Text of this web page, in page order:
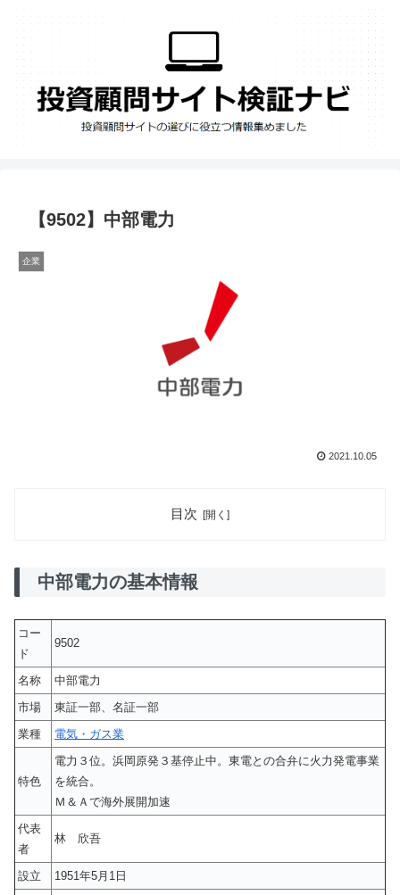
【9502】中部電力
企業
2021.10.05
目次
中部電力の基本情報
コー
ド
9502
名称
中部電力
市場
東証一部、名証一部
業種
電気・ガス業
特色
電力３位。浜岡原発３基停止中。東電との合弁に火力発電事業
を統合。
Ｍ＆Ａで海外展開加速
代表
者
林 欣吾
設立
1951年5月1日